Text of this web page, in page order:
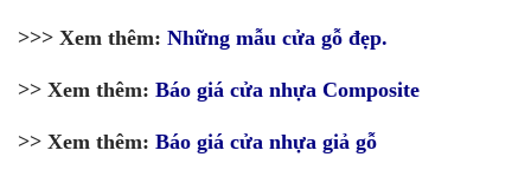
>>> Xem thêm: Những mẫu cửa gỗ đẹp.
>> Xem thêm: Báo giá cửa nhựa Composite
>> Xem thêm: Báo giá cửa nhựa giả gỗ